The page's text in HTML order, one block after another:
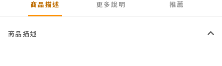
商品描述 更多說明 推薦
商品描述